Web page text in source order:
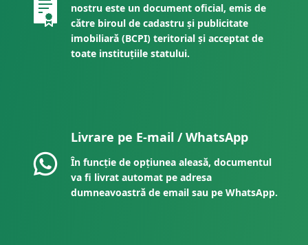
nostru este un document oficial, emis de
către biroul de cadastru și publicitate
imobiliară (BCPI) teritorial și acceptat de
toate instituțiile statului.
Livrare pe E-mail / WhatsApp
În funcție de opțiunea aleasă, documentul
va fi livrat automat pe adresa
dumneavoastră de email sau pe WhatsApp.